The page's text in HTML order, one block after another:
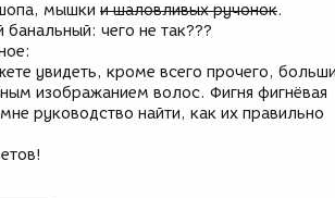
мышки и шаловливых ручонок.
чего не так???
увидеть, кроме всего прочего,
изображанием волос. Фигня фигнёвая
руководство найти, как их правильно